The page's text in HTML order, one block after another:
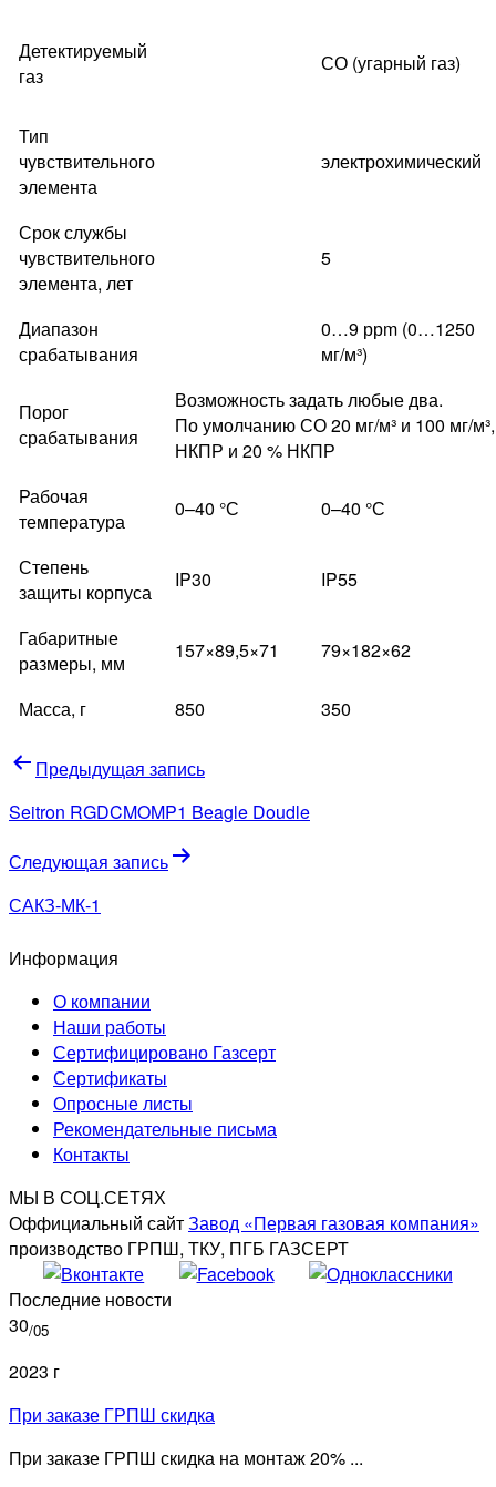
Детектируемый
газ
СО (угарный газ)
Тип
чувствительного
элемента
электрохимический
Срок службы
чувствительного
элемента, лет
5
Диапазон
срабатывания
0…9 ррm (0…1250
мг/м³)
Порог
срабатывания
Возможность задать любые два.
По умолчанию СО 20 мг/м³ и 100 мг/
НКПР и 20 % НКПР
Рабочая
температура
0–40 °С 0–40 °С
Степень
защиты корпуса
IP30 IP55
Габаритные
размеры, мм
157×89,5×71 79×182×62
Масса, г 850 350
Навигация
по
Предыдущая запись
Seitron RGDCMOMP1 Beagle Doudle
Следующая запись
САКЗ-МК-1
Информация
О компании
Наши работы
Сертифицировано Газсерт
Сертификаты
Опросные листы
Рекомендательные письма
Контакты
МЫ В СОЦ.СЕТЯХ
Оффициальный сайтЗавод «Первая газовая компания»
производство ГРПШ, ТКУ, ПГБ ГАЗСЕРТ
Последние новости
30/05
2023 г
При заказе ГРПШ скидка
При заказе ГРПШ скидка на монтаж 20% ...